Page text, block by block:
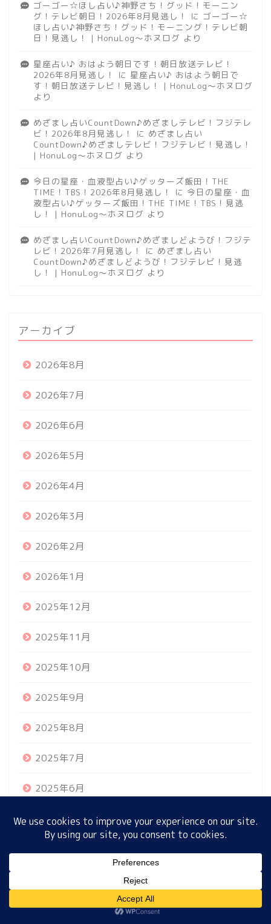
ゴーゴー☆ほし占い♪神野さち！グッド！モーニン
グ！テレビ朝日！2026年8月見逃し！
に ゴーゴー☆
ほし占い♪神野さち！グッド！モーニング！テレビ朝
日！見逃し！ | HonuLog～ホヌログ より
星座占い♪ おはよう朝日です！朝日放送テレビ！
2026年8月見逃し！
に 星座占い♪ おはよう朝日で
す！朝日放送テレビ！見逃し！ | HonuLog～ホヌログ
より
めざまし占いCountDown♪めざましテレビ！フジテレ
ビ！2026年8月見逃し！
に めざまし占い
CountDown♪めざましテレビ！フジテレビ！見逃し！
| HonuLog～ホヌログ より
今日の星座・血液型占い♪ゲッターズ飯田！THE
TIME！TBS！2026年8月見逃し！
に 今日の星座・血
液型占い♪ゲッターズ飯田！THE TIME！TBS！見逃
し！ | HonuLog～ホヌログ より
めざまし占いCountDown♪めざましどようび！フジテ
レビ！2026年7月見逃し！
に めざまし占い
CountDown♪めざましどようび！フジテレビ！見逃
し！ | HonuLog～ホヌログ より
アーカイブ
2026年8月
2026年7月
2026年6月
2026年5月
2026年4月
2026年3月
2026年2月
2026年1月
2025年12月
2025年11月
2025年10月
2025年9月
2025年8月
2025年7月
2025年6月
2025年5月
2025年2月 プロフィール サイトマップ